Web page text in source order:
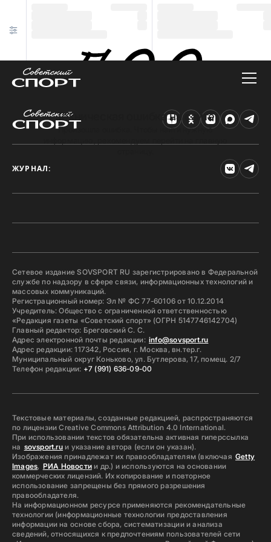
Техническая ошибка на сайте
Произошла ошибка. Чтобы найти нужную
ЖУРНАЛ:
Сетевое издание SOVSPORT RU зарегистрировано в Федеральной
службе по надзору в сфере связи, информационных технологий и
массовых коммуникаций.
Регистрационный номер: Эл № ФС 77-60106 от 10.12.2014
Учредитель: Общество с ограниченной ответственностью
«Редакция газеты «Советский спорт» (ОГРН 5147746142704)
Главный редактор: Бреговский С. С.
Адрес электронной почты редакции: info@sovsport.ru
Адрес редакции: 117342, Россия, г. Москва, вн.тер.г.
Муниципальный округ Коньково, ул. Бутлерова, 17, помещ. 2/7
Телефон редакции: +7 (991) 636-09-00
Текстовые материалы, созданные редакцией, распространяются
по лицензии Creative Commons Attribution 4.0 International.
При использовании текстов обязательна активная гиперссылка
на sovsport.ruи указание автора (если он указан).
Изображения принадлежат их правообладателям (включая Getty
Images, РИА Новостии др.) и используются на основании
коммерческих лицензий. Их копирование и повторное
использование запрещены без прямого разрешения
правообладателя.
На информационном ресурсе применяются рекомендательные
технологии (информационные технологии предоставления
информации на основе сбора, систематизации и анализа
сведений, относящихся к предпочтениям пользователей сети